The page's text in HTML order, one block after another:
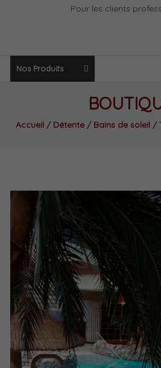
Pour les clients
Nos Produits
Accueil/ Détente/ Bains de soleil/